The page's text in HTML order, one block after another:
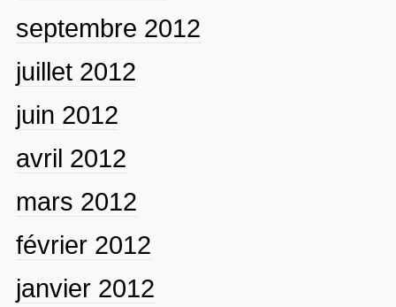
septembre 2012
juillet 2012
juin 2012
avril 2012
mars 2012
février 2012
janvier 2012